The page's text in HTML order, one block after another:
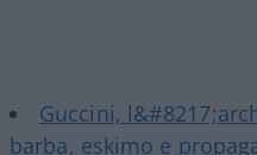
Guccini,
barba, eskimo e